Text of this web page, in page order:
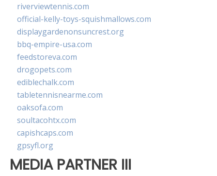
riverviewtennis.com
official-kelly-toys-squishmallows.com
displaygardenonsuncrest.org
bbq-empire-usa.com
feedstoreva.com
drogopets.com
ediblechalk.com
tabletennisnearme.com
oaksofa.com
soultacohtx.com
capishcaps.com
gpsyfl.org
MEDIA PARTNER III